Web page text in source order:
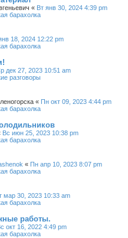
« Вт янв 30, 2024 4:39 pm
барахолка
18, 2024 12:22 pm
барахолка
дек 27, 2023 10:51 am
разговоры
« Пн окт 09, 2023 4:44 pm
барахолка
Вс июн 25, 2023 10:38 pm
барахолка
« Пн апр 10, 2023 8:07 pm
барахолка
мар 30, 2023 10:33 am
барахолка
работы.
окт 16, 2022 4:49 pm
барахолка